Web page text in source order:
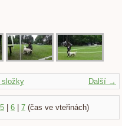
Další →
složky
5 | 6 | 7 (čas ve vteřinách)